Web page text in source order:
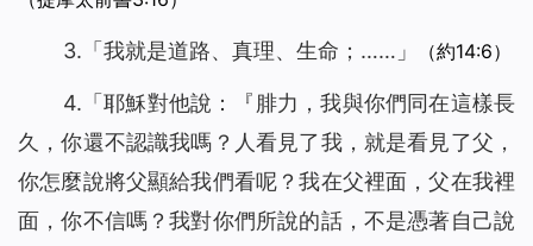
3.「 我就是道路、真理、生命 ；……」 （約14:6）
4.「耶穌對他說：『 腓力，我與你們同在這樣長
久，你還不認識我嗎？人看見了我，就是看見了父，
你怎麼說將父顯給我們看呢？我在父裡面，父在我裡
面，你不信嗎？我對你們所說的話，不是憑著自己說